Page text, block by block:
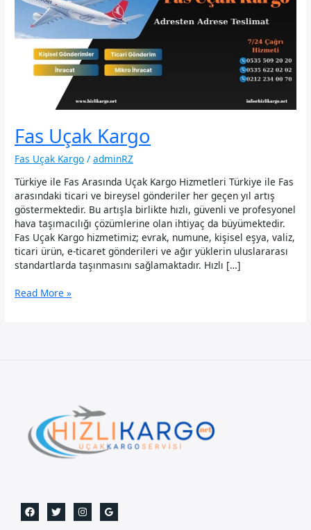
Fas Uçak Kargo
Fas Uçak Kargo /adminRZ
Türkiye ile Fas Arasında Uçak Kargo Hizmetleri Türkiye ile Fas
arasındaki ticari ve bireysel gönderiler her geçen yıl artış
göstermektedir. Bu artışla birlikte hızlı, güvenli ve profesyonel
hava taşımacılığı çözümlerine olan ihtiyaç da büyümektedir.
Fas Uçak Kargo hizmetimiz; evrak, numune, kişisel eşya, valiz,
ticari ürün, e-ticaret gönderileri ve ağır yüklerin uluslararası
standartlarda taşınmasını sağlamaktadır. Hızlı […]
Fas
Read More »